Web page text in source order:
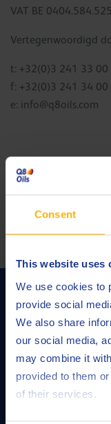
Consent
This website uses
We use cookies to
provide social
We also share
our social media,
may combine it
provided to them
of their services.
VAT BE
Vertegenwoordigd
t: +32(0)3 241 33 00
f: +32(0)3 241 34 00
e: info@q8oils.com
Petroleumkaai 7
B-2020 Antwerpen
Q8Oils is uw
onze eigen R&D
wij producten op maat
van elke toepassing.